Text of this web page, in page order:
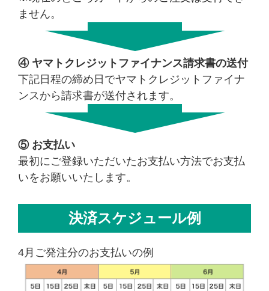
ません。
④ ヤマトクレジットファイナンス請求書の送付
下記日程の締め日でヤマトクレジットファイナ
ンスから請求書が送付されます。
⑤ お支払い
最初にご登録いただいたお支払い方法でお支払
いをお願いいたします。
決済スケジュール例
4月ご発注分のお支払いの例